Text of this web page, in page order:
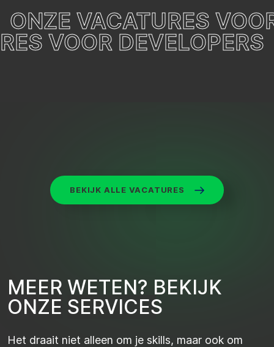
ONZE VACATURES
VOOR DEVELOPERS
BEKIJK ALLE VACATURES
MEER WETEN? BEKIJK
ONZE SERVICES
Het draait niet alleen om je skills, maar ook om